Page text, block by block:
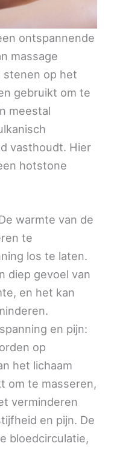
ontspannende
massage
stenen op het
gebruikt om te
meestal
vasthoudt. Hier
hotstone
warmte van de
te
los te laten.
diep gevoel van
en het kan
en pijn:
op
het lichaam
om te masseren,
verminderen
en pijn. De
bloedcirculatie,